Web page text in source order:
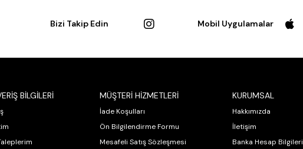
Bizi Takip Edin Mobil Uygulamalar
BİLGİLERİ MÜŞTERİ HİZMETLERİ
İade Koşulları
Ön Bilgilendirme Formu
Mesafeli Satış Sözleşmesi
KURUMSAL
Hakkımızda
İletişim
Banka Hesap Bilgileri